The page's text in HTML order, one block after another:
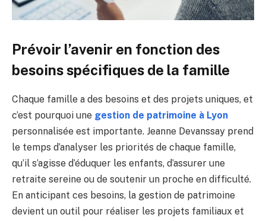
Prévoir l’avenir en fonction des
besoins spécifiques de la famille
Chaque famille a des besoins et des projets uniques, et
c’est pourquoi une gestion de patrimoine à Lyon
personnalisée est importante. Jeanne Devanssay prend
le temps d’analyser les priorités de chaque famille,
qu’il s’agisse d’éduquer les enfants, d’assurer une
retraite sereine ou de soutenir un proche en difficulté.
En anticipant ces besoins, la gestion de patrimoine
devient un outil pour réaliser les projets familiaux et